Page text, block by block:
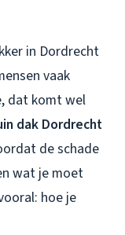
in Dordrecht
vaak
dat komt wel
dak Dordrecht
de schade
wat je moet
hoe je